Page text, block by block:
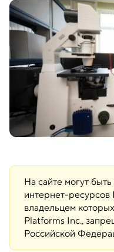
На сайте могут
интернет-
владельцем
Platforms Inc.,
Российской